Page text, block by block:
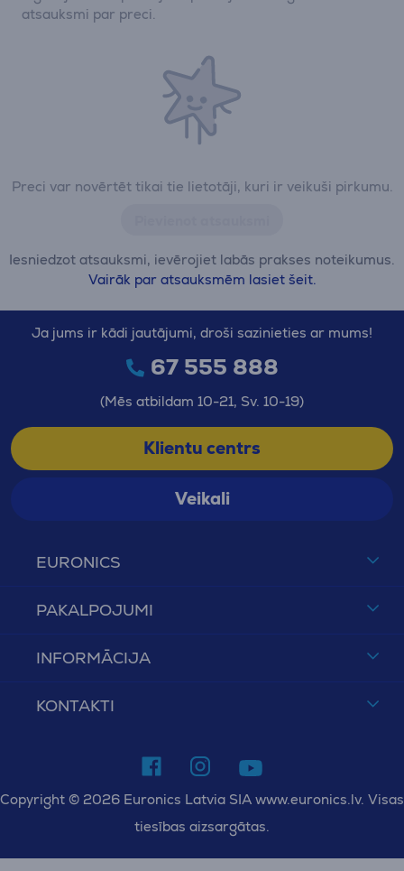
Preci var novērtēt tikai tie lietotāji, kuri ir veikuši pirkumu.
Iesniedzot atsauksmi, ievērojiet labās prakses noteikumus.
Vairāk par atsauksmēm lasiet šeit.
atsauksmi par preci.
EURONICS
PAKALPOJUMI
INFORMĀCIJA
KONTAKTI
Ja jums ir kādi jautājumi, droši sazinieties ar mums!
67 555 888
(Mēs atbildam 10-21, Sv. 10-19)
Klientu centrs
Veikali
Copyright © 2026 Euronics Latvia SIA www.euronics.lv. Visas
tiesības aizsargātas.